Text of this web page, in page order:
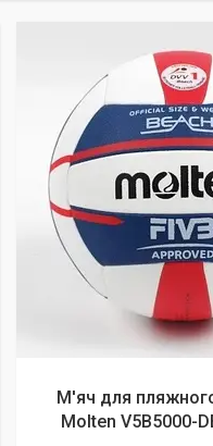
М'яч для
Molten V5B5000-